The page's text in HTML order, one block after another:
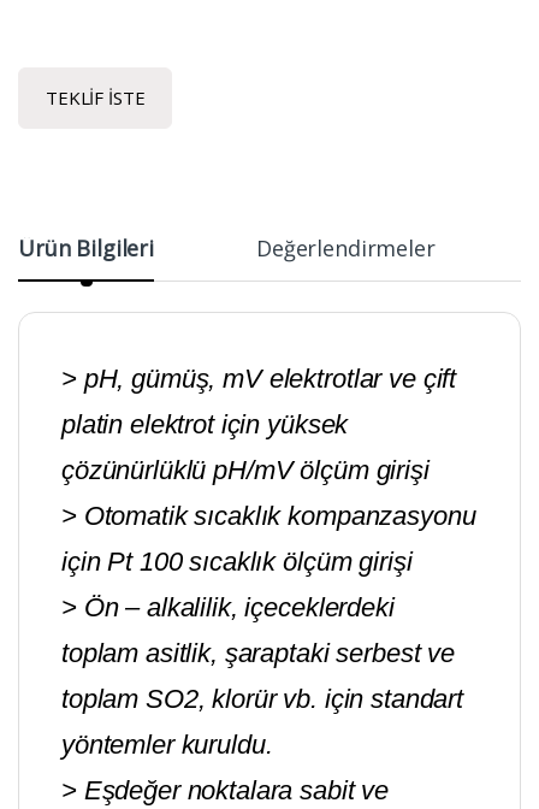
TEKLIF İSTE
Ürün Bilgileri Değerlendirmeler
> pH, gümüş, mV elektrotlar ve çift
platin elektrot için yüksek
çözünürlüklü pH/mV ölçüm girişi
> Otomatik sıcaklık kompanzasyonu
için Pt 100 sıcaklık ölçüm girişi
> Ön – alkalilik, içeceklerdeki
toplam asitlik, şaraptaki serbest ve
toplam SO2, klorür vb. için standart
yöntemler kuruldu.
> Eşdeğer noktalara sabit ve